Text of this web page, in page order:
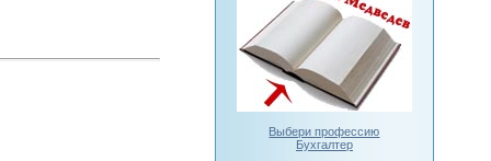
Выбери профессию
Бухгалтер